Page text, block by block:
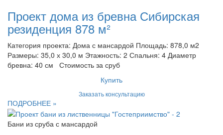
Проект дома из бревна Сибирская
резиденция 878 м²
Категория проекта: Дома с мансардой Площадь: 878,0 м2
Размеры: 35,0 х 30,0 м Этажность: 2 Спальня: 4 Диаметр
бревна: 40 см Стоимость за сруб
Купить
Заказать консультацию
ПОДРОБНЕЕ »
Бани из сруба с мансардой